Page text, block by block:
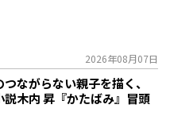
2026年08月07日
つながらない親子を描く、
――木内 昇『かたばみ』冒頭